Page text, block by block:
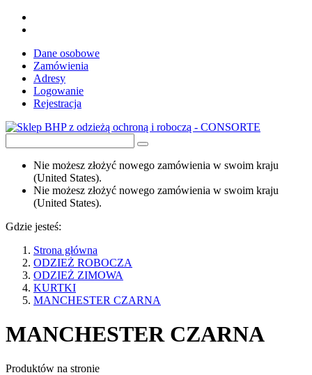
Dane osobowe
Zamówienia
Adresy
Logowanie
Rejestracja
Nie możesz złożyć nowego zamówienia w swoim kraju
(United States).
Nie możesz złożyć nowego zamówienia w swoim kraju
(United States).
Gdzie jesteś:
Strona główna
ODZIEŻ ROBOCZA
ODZIEŻ ZIMOWA
KURTKI
MANCHESTER CZARNA
MANCHESTER CZARNA
Produktów na stronie